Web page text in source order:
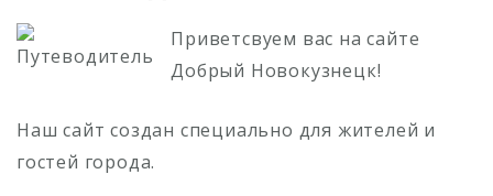
Приветсвуем вас на сайте
Добрый Новокузнецк!
Наш сайт создан специально для жителей и
гостей города.